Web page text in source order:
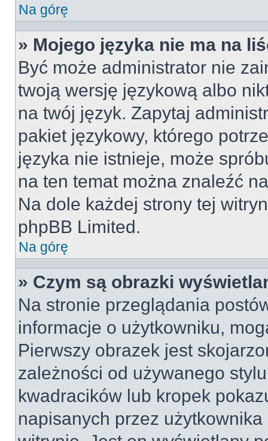
Na górę
» Mojego języka nie ma na
Być może administrator nie
twoją wersję językową albo
na twój język. Zapytaj
pakiet językowy, którego
języka nie istnieje, może
na ten temat można znaleźć
Na dole każdej strony tej
phpBB Limited.
Na górę
» Czym są obrazki
Na stronie przeglądania
informacje o użytkowniku,
Pierwszy obrazek jest
zależności od używanego
kwadracików lub kropek
napisanych przez